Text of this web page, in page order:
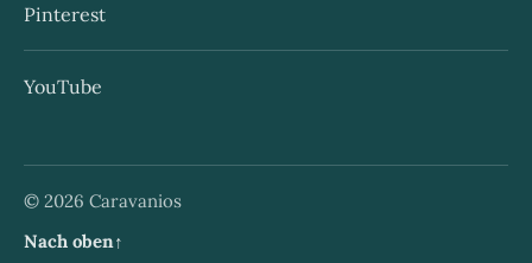
Pinterest
YouTube
© 2026 Caravanios
Nach oben↑